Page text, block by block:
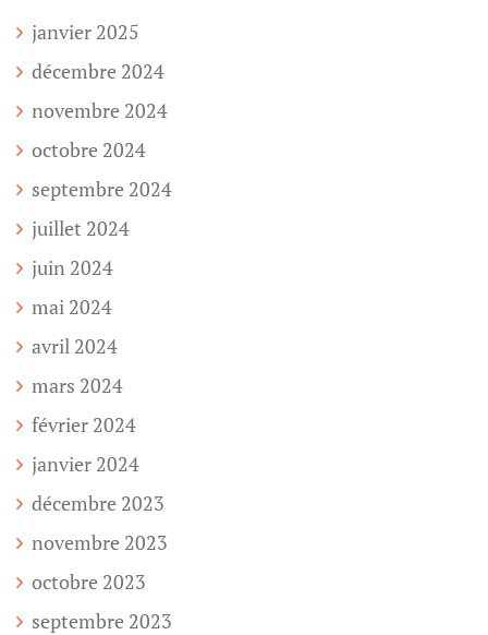
janvier 2025
décembre 2024
novembre 2024
octobre 2024
septembre 2024
juillet 2024
juin 2024
mai 2024
avril 2024
mars 2024
février 2024
janvier 2024
décembre 2023
novembre 2023
octobre 2023
septembre 2023